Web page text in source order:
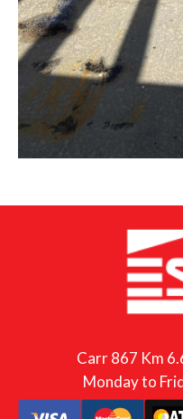
Carr 867 Km
Monday to